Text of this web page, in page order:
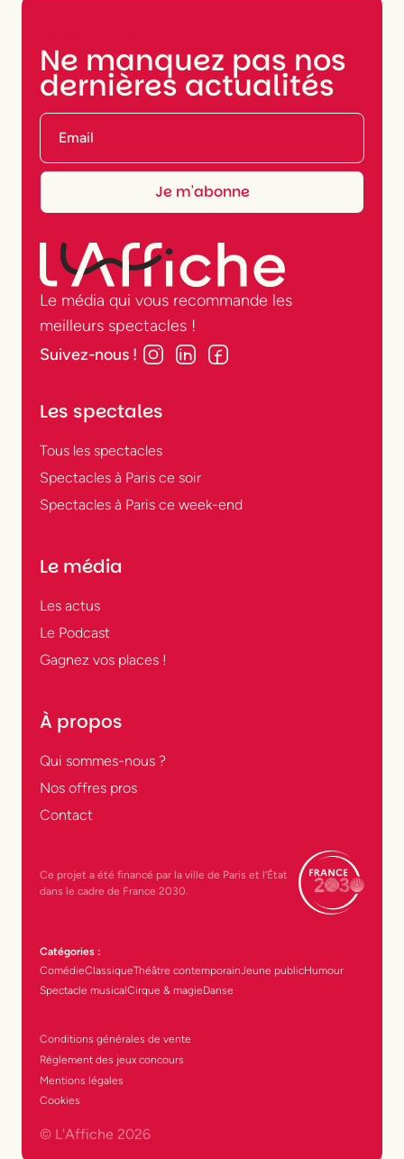
Ne manquez pas nos
dernières actualités
Le média qui vous recommande les
meilleurs spectacles !
Suivez-nous !
Les spectales
Tous les spectacles
Spectacles à Paris ce soir
Spectacles à Paris ce week-end
Le média
Les actus
Le Podcast
Gagnez vos places !
À propos
Qui sommes-nous ?
Nos offres pros
Contact
Ce projet a été financé par la ville de Paris et l’État
dans le cadre de France 2030.
Catégories :
ComédieClassiqueThéâtre contemporainJeune publicHumour
Spectacle musicalCirque & magieDanse
Conditions générales de vente
Réglement des jeux concours
Mentions légales
Cookies
© L'Affiche 2026